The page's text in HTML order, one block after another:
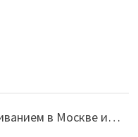
в Москве и…